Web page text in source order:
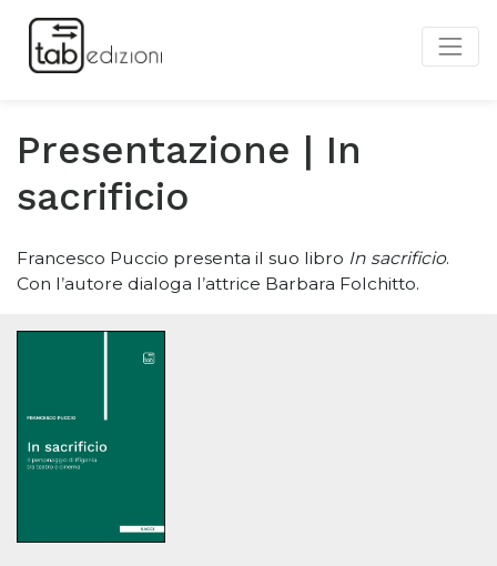
Presentazione | In
sacrificio
Francesco Puccio presenta il suo libro In sacrificio.
Con l’autore dialoga l’attrice Barbara Folchitto.